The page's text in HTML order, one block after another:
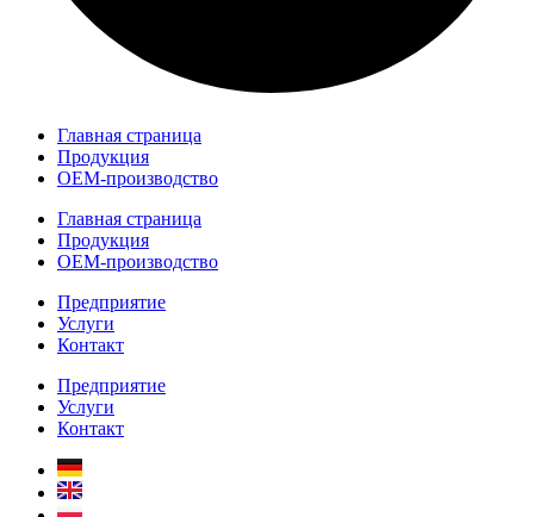
Главная страница
Продукция
OEM-производство
Главная страница
Продукция
OEM-производство
Предприятие
Услуги
Контакт
Предприятие
Услуги
Контакт